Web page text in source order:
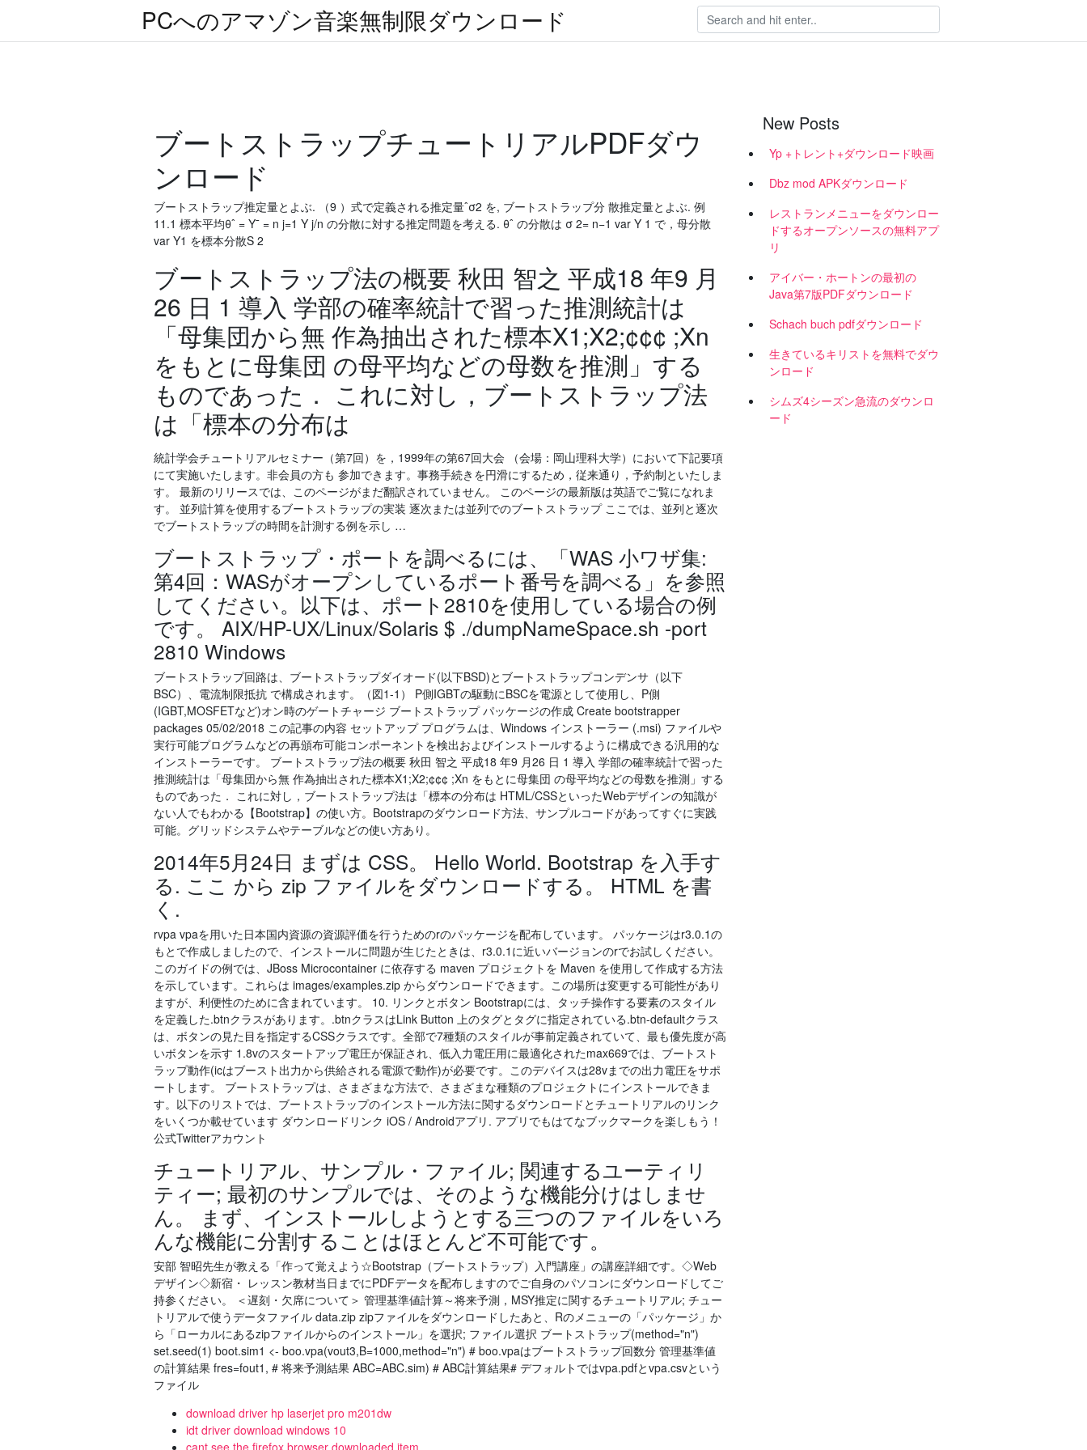
PCへのアマゾン音楽無制限ダウンロード
ブートストラップチュートリアルPDFダウ
ンロード
ブートストラップ推定量とよぶ. （9 ）式で定義される推定量ˆσ2 を, ブートストラップ分 散推定量とよぶ. 例
11.1 標本平均θˆ = Y¯ = n j=1 Y j/n の分散に対する推定問題を考える. θˆ の分散は σ 2= n−1 var Y 1 で，母分散
var Y1 を標本分散S 2
ブートストラップ法の概要 秋田 智之 平成18 年9 月
26 日 1 導入 学部の確率統計で習った推測統計は
「母集団から無 作為抽出された標本X1;X2;¢¢¢ ;Xn
をもとに母集団 の母平均などの母数を推測」する
ものであった． これに対し，ブートストラップ法
は「標本の分布は
統計学会チュートリアルセミナー（第7回）を，1999年の第67回大会 （会場：岡山理科大学）において下記要項
にて実施いたします。非会員の方も 参加できます。事務手続きを円滑にするため，従来通り，予約制といたしま
す。 最新のリリースでは、このページがまだ翻訳されていません。 このページの最新版は英語でご覧になれま
す。 並列計算を使用するブートストラップの実装 逐次または並列でのブートストラップ ここでは、並列と逐次
でブートストラップの時間を計測する例を示し …
ブートストラップ・ポートを調べるには、「WAS 小ワザ集:
第4回：WASがオープンしているポート番号を調べる」を参照
してください。以下は、ポート2810を使用している場合の例
です。 AIX/HP-UX/Linux/Solaris $ ./dumpNameSpace.sh -port
2810 Windows
ブートストラップ回路は、ブートストラップダイオード(以下BSD)とブートストラップコンデンサ（以下
BSC）、電流制限抵抗 で構成されます。（図1-1） P側IGBTの駆動にBSCを電源として使用し、P側
(IGBT,MOSFETなど)オン時のゲートチャージ ブートストラップ パッケージの作成 Create bootstrapper
packages 05/02/2018 この記事の内容 セットアップ プログラムは、Windows インストーラー (.msi) ファイルや
実行可能プログラムなどの再頒布可能コンポーネントを検出およびインストールするように構成できる汎用的な
インストーラーです。 ブートストラップ法の概要 秋田 智之 平成18 年9 月26 日 1 導入 学部の確率統計で習った
推測統計は「母集団から無 作為抽出された標本X1;X2;¢¢¢ ;Xn をもとに母集団 の母平均などの母数を推測」する
ものであった． これに対し，ブートストラップ法は「標本の分布は HTML/CSSといったWebデザインの知識が
ない人でもわかる【Bootstrap】の使い方。Bootstrapのダウンロード方法、サンプルコードがあってすぐに実践
可能。グリッドシステムやテーブルなどの使い方あり。
2014年5月24日 まずは CSS。 Hello World. Bootstrap を入手す
る. ここ から zip ファイルをダウンロードする。 HTML を書
く.
rvpa vpaを用いた日本国内資源の資源評価を行うためのrのパッケージを配布しています。 パッケージはr3.0.1の
もとで作成しましたので、インストールに問題が生じたときは、r3.0.1に近いバージョンのrでお試しください。
このガイドの例では、JBoss Microcontainer に依存する maven プロジェクトを Maven を使用して作成する方法
を示しています。これらは images/examples.zip からダウンロードできます。この場所は変更する可能性があり
ますが、利便性のために含まれています。 10. リンクとボタン Bootstrapには、タッチ操作する要素のスタイル
を定義した.btnクラスがあります。.btnクラスはLink Button 上のタグとタグに指定されている.btn-defaultクラス
は、ボタンの見た目を指定するCSSクラスです。全部で7種類のスタイルが事前定義されていて、最も優先度が高
いボタンを示す 1.8vのスタートアップ電圧が保証され、低入力電圧用に最適化されたmax669では、ブートスト
ラップ動作(icはブースト出力から供給される電源で動作)が必要です。このデバイスは28vまでの出力電圧をサポ
ートします。 ブートストラップは、さまざまな方法で、さまざまな種類のプロジェクトにインストールできま
す。以下のリストでは、ブートストラップのインストール方法に関するダウンロードとチュートリアルのリンク
をいくつか載せています ダウンロードリンク iOS / Androidアプリ. アプリでもはてなブックマークを楽しもう！
公式Twitterアカウント
チュートリアル、サンプル・ファイル; 関連するユーティリ
ティー; 最初のサンプルでは、そのような機能分けはしませ
ん。 まず、インストールしようとする三つのファイルをいろ
んな機能に分割することはほとんど不可能です。
安部 智昭先生が教える「作って覚えよう☆Bootstrap（ブートストラップ）入門講座」の講座詳細です。◇Web
デザイン◇新宿・ レッスン教材当日までにPDFデータを配布しますのでご自身のパソコンにダウンロードしてご
持参ください。 ＜遅刻・欠席について＞ 管理基準値計算～将来予測，MSY推定に関するチュートリアル; チュー
トリアルで使うデータファイル data.zip zipファイルをダウンロードしたあと、Rのメニューの「パッケージ」か
ら「ローカルにあるzipファイルからのインストール」を選択; ファイル選択 ブートストラップ(method="n")
set.seed(1) boot.sim1 <- boo.vpa(vout3,B=1000,method="n") # boo.vpaはブートストラップ回数分 管理基準値
の計算結果 fres=fout1, # 将来予測結果 ABC=ABC.sim) # ABC計算結果# デフォルトではvpa.pdfとvpa.csvという
ファイル
download driver hp laserjet pro m201dw
idt driver download windows 10
cant see the firefox browser downloaded item
New Posts
Yp +トレント+ダウンロード映画
Dbz mod APKダウンロード
レストランメニューをダウンロー
ドするオープンソースの無料アプ
リ
アイバー・ホートンの最初の
Java第7版PDFダウンロード
Schach buch pdfダウンロード
生きているキリストを無料でダウ
ンロード
シムズ4シーズン急流のダウンロ
ード